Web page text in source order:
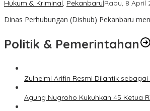
Hukum & Kriminal, Pekanbaru|Rabu, 8 April
Dinas Perhubungan (Dishub) Pekanbaru
Politik & Pemerintahan
Zulhelmi Arifin Resmi Dilantik
Agung Nugroho Kukuhkan 45 Ketua